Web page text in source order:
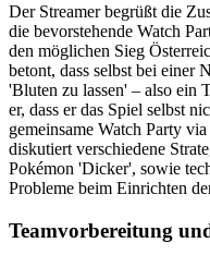
Der Streamer begrüßt die
die bevorstehende Watch
den möglichen Sieg
betont, dass selbst bei einer
'Bluten zu lassen' – also ein
er, dass er das Spiel selbst
gemeinsame Watch Party
diskutiert verschiedene
Pokémon 'Dicker', sowie
Probleme beim Einrichten
Teamvorbereitung